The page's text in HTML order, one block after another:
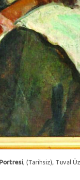
, (Tarihsiz), Tuval